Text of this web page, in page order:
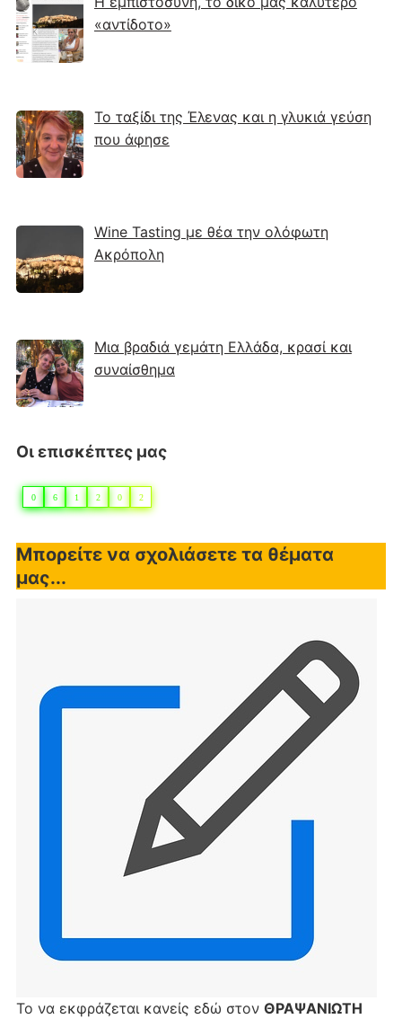
«αντίδοτο»
Το ταξίδι της Έλενας και η γλυκιά γεύση
που άφησε
Wine Tasting με θέα την ολόφωτη
Ακρόπολη
Μια βραδιά γεμάτη Ελλάδα, κρασί και
συναίσθημα
Οι επισκέπτες μας
0 6 1 2 0 2
Μπορείτε να σχολιάσετε τα θέματα
μας...
Το να εκφράζεται κανείς εδώ στον ΘΡΑΨΑΝΙΩΤΗ